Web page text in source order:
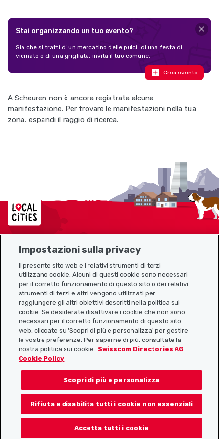
Stai organizzando un tuo evento?
Sia che si tratti di un mercatino delle pulci, di una festa di
vicinato o di una grigliata, invita il tuo comune.
Crea evento
A Scheuren non è ancora registrata alcuna
manifestazione. Per trovare le manifestazioni nella tua
zona, espandi il raggio di ricerca.
Localcities
Link utili
Scarica l’app Localcities
Seguiteci su:
Impostazioni sulla privacy
Il presente sito web e i relativi strumenti di terzi
utilizzano cookie. Alcuni di questi cookie sono necessari
per il corretto funzionamento di questo sito o dei relativi
strumenti di terzi e altri vengono utilizzati per
raggiungere gli altri obiettivi descritti nella politica sui
cookie. Se desiderate disattivare i cookie che non sono
necessari per il corretto funzionamento di questo sito
web, cliccate su 'Scopri di più e personalizza' per gestire
le vostre preferenze. Per saperne di più, consultate la
nostra politica sui cookie.
Swisscom Directories AG
Cookie Policy
Scopri di più e personalizza
Rifiuta e disabilita tutti i cookie non essenziali
Accetta tutti i cookie